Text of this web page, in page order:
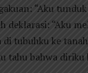
“Aku
deklarasi: “Aku
tubuhku ke
tahu bahwa diriku